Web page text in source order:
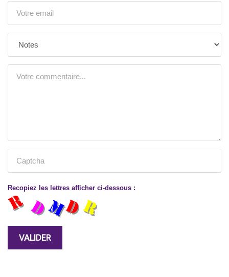
Recopiez les lettres afficher ci-dessous :